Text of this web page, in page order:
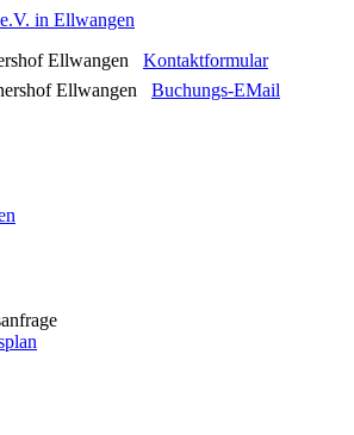
Kontaktformular
Buchungs-EMail